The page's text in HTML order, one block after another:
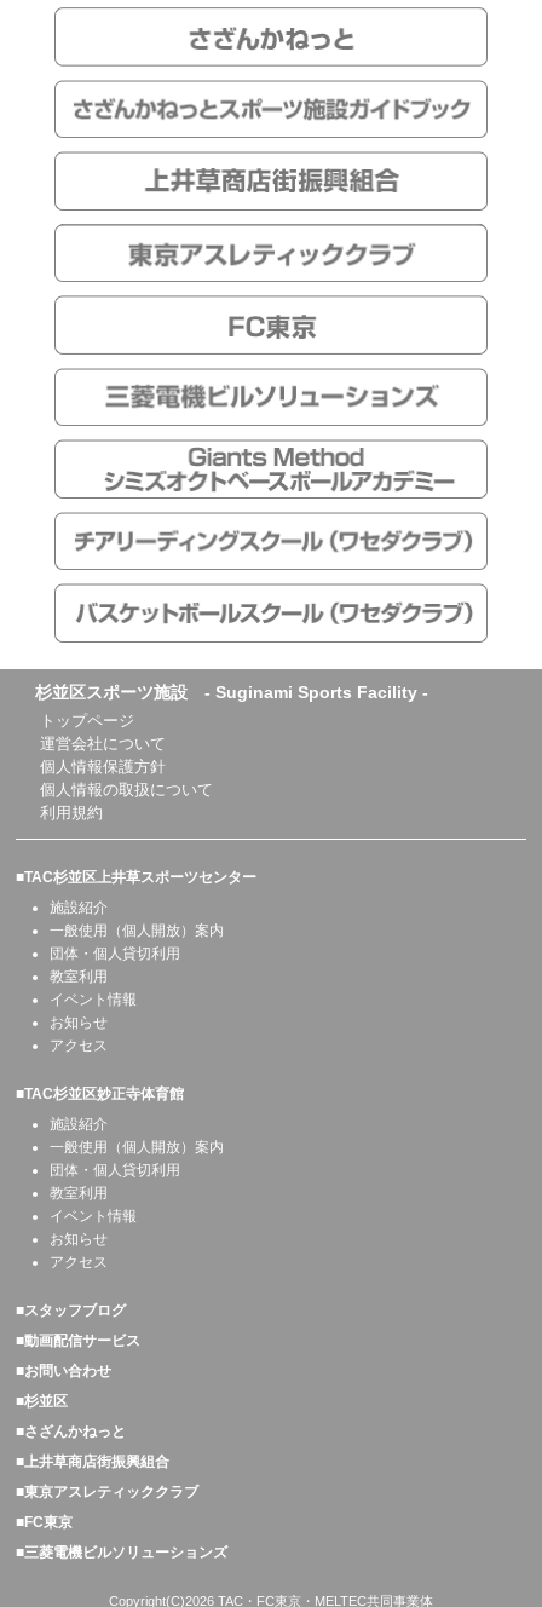
杉並区スポーツ施設 - Suginami Sports Facility -
トップページ
運営会社について
個人情報保護方針
個人情報の取扱について
利用規約
■TAC杉並区上井草スポーツセンター
施設紹介
一般使用（個人開放）案内
団体・個人貸切利用
教室利用
イベント情報
お知らせ
アクセス
■TAC杉並区妙正寺体育館
施設紹介
一般使用（個人開放）案内
団体・個人貸切利用
教室利用
イベント情報
お知らせ
アクセス
■スタッフブログ
■動画配信サービス
■お問い合わせ
■杉並区
■さざんかねっと
■上井草商店街振興組合
■東京アスレティッククラブ
■FC東京
■三菱電機ビルソリューションズ
Copyright(C)2026 TAC・FC東京・MELTEC共同事業体